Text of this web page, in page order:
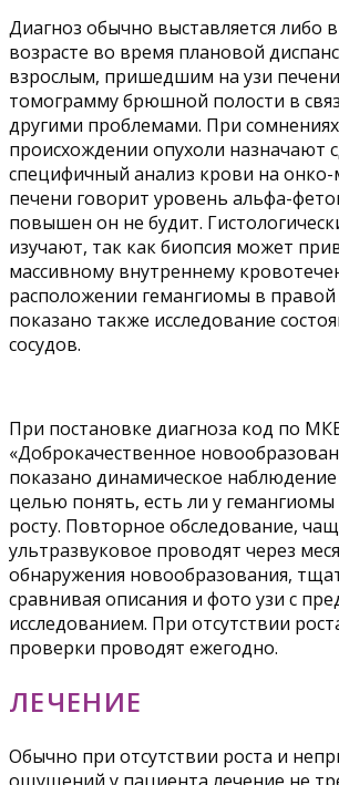
Диагноз обычно выставляется либо
возрасте во время плановой
взрослым, пришедшим на узи
томограмму брюшной полости в
другими проблемами. При
происхождении опухоли назначают
специфичный анализ крови на
печени говорит уровень альфа-
повышен он не будит.
изучают, так как биопсия может
массивному внутреннему
расположении гемангиомы в
показано также исследование
сосудов.
При постановке диагноза код по
«Доброкачественное
показано динамическое
целью понять, есть ли у
росту. Повторное обследование,
ультразвуковое проводят через
обнаружения новообразования,
сравнивая описания и фото узи с
исследованием. При отсутствии
проверки проводят ежегодно.
ЛЕЧЕНИЕ
Обычно при отсутствии роста и